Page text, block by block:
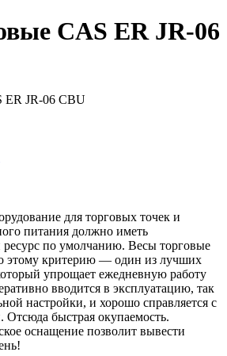
CAS ER JR-06
для торговых точек и
питания должно иметь
по умолчанию. Весы торговые
этому критерию — один из лучших
упрощает ежедневную работу
вводится в эксплуатацию, так
настройки, и хорошо справляется с
быстрая окупаемость.
оснащение позволит вывести